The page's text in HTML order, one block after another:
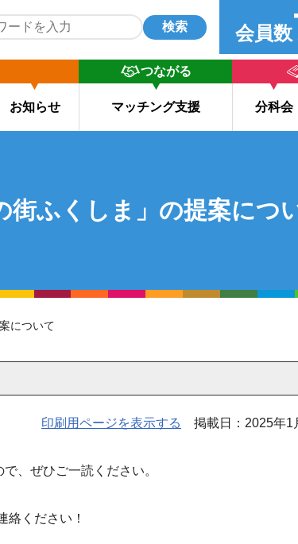
検索 会員数
お知らせ
つながる
マッチング支援 分科会
ふくしま」の提案につ
について
印刷用ページを表示する 掲載日：2025年1
、ぜひご一読ください。
ください！